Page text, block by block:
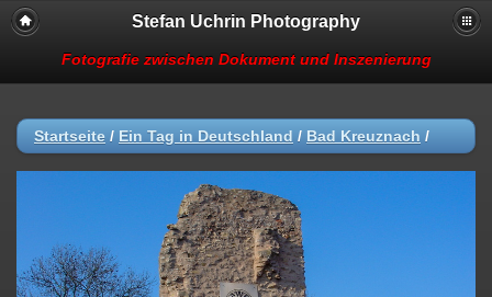
Stefan Uchrin Photography
Fotografie zwischen Dokument und Inszenierung
Startseite / Ein Tag in Deutschland / Bad Kreuznach /